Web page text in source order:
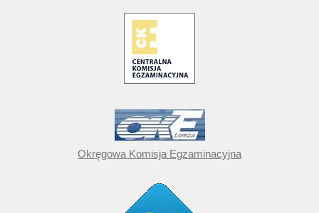
Okręgowa Komisja Egzaminacyjna